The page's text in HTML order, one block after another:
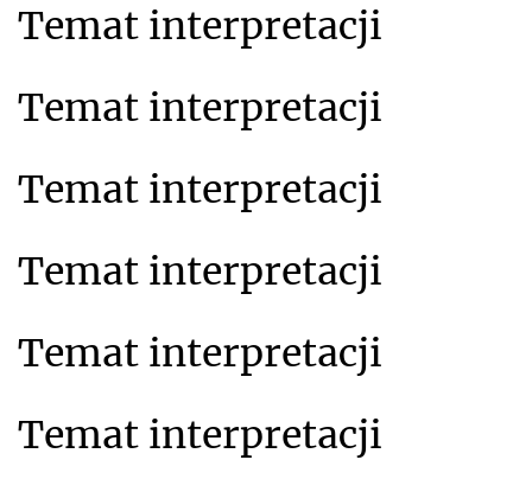
Temat interpretacji
Temat interpretacji
Temat interpretacji
Temat interpretacji
Temat interpretacji
Temat interpretacji